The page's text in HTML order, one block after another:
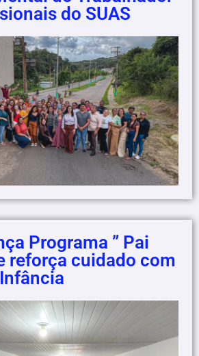
do SUAS
Programa ” Pai
reforça cuidado com